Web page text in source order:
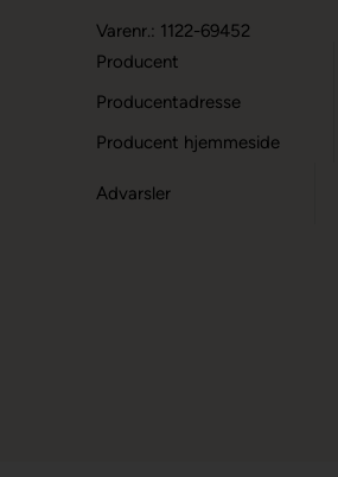
Varenr.: 1122-69452
Producent
Producentadresse
Producent hjemmeside
Advarsler